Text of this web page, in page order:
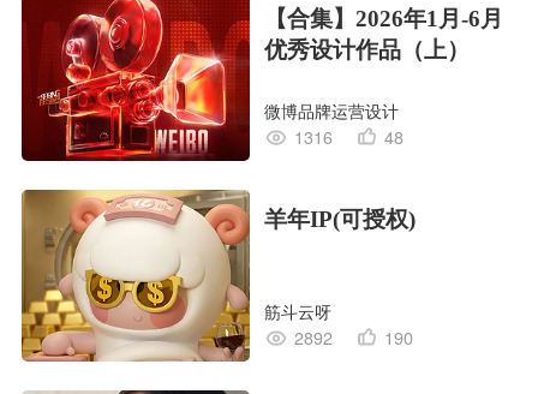
【合集】2026年1月-6月
优秀设计作品（上）
微博品牌运营设计
1316
48
羊年IP(可授权)
筋斗云呀
2892
190